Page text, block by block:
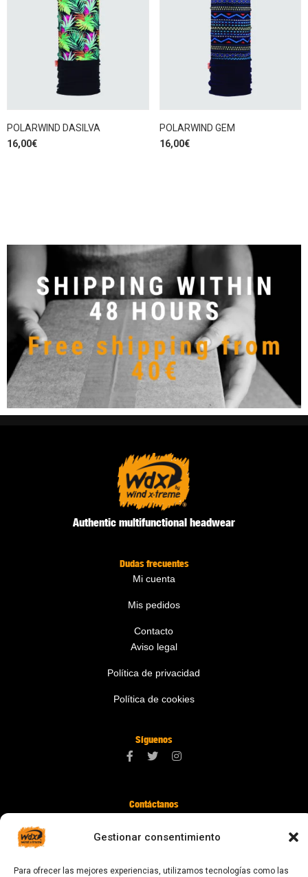
Gestionar consentimiento
Para ofrecer las mejores experiencias, utilizamos tecnologías como las
POLARWIND DASILVA
16,00€
POLARWIND GEM
16,00€
Authentic multifunctional headwear
Dudas frecuentes
Mi cuenta
Mis pedidos
Contacto
Aviso legal
Política de privacidad
Política de cookies
Síguenos
Contáctanos
08024 Barcelona